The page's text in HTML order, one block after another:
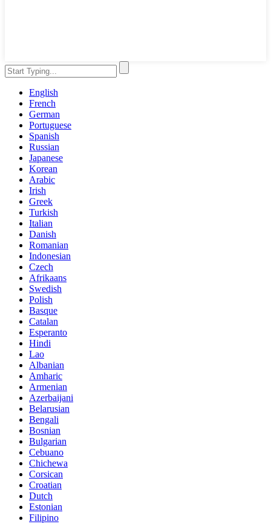
English
French
German
Portuguese
Spanish
Russian
Japanese
Korean
Arabic
Irish
Greek
Turkish
Italian
Danish
Romanian
Indonesian
Czech
Afrikaans
Swedish
Polish
Basque
Catalan
Esperanto
Hindi
Lao
Albanian
Amharic
Armenian
Azerbaijani
Belarusian
Bengali
Bosnian
Bulgarian
Cebuano
Chichewa
Corsican
Croatian
Dutch
Estonian
Filipino